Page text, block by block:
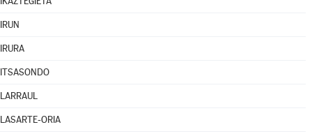
IRUN
IRURA
ITSASONDO
LARRAUL
LASARTE-ORIA